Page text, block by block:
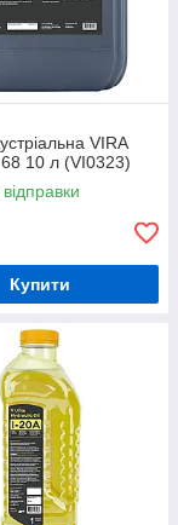
VIRA
10 л (VI0323)
Купити